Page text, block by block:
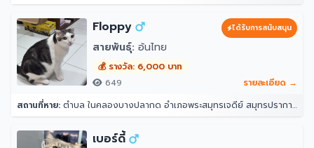
Floppy ได้รับการสนับสนุน
สายพันธุ์: อ้นไทย
💰 รางวัล: 6,000 บาท
649
รายละเอียด →
สถานที่หาย: ตำบล ในคลองบางปลากด อำเภอพระสมุทรเจดีย์ สมุทรปราการ 10290
เบอร์ดี้